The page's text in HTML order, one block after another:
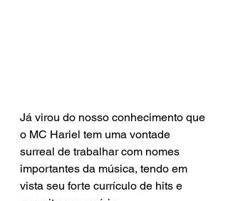
Já virou do nosso conhecimento que
o MC Hariel tem uma vontade
surreal de trabalhar com nomes
importantes da música, tendo em
vista seu forte currículo de hits e